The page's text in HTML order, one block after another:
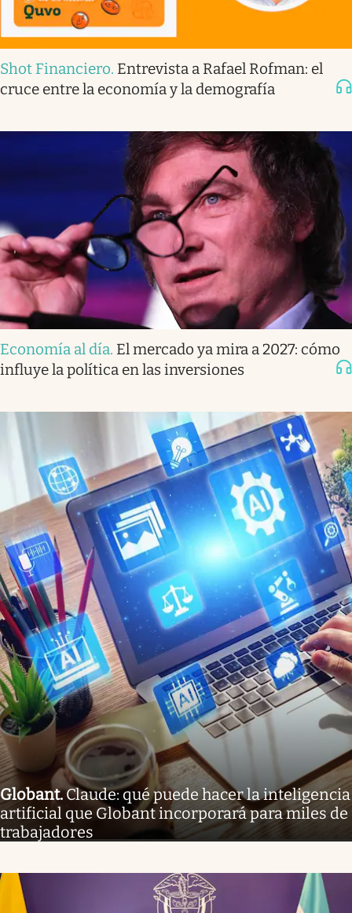
Shot Financiero. Entrevista a Rafael Rofman: el
cruce entre la economía y la demografía
Economía al día. El mercado ya mira a 2027: cómo
influye la política en las inversiones
Globant.Claude: qué puede hacer la inteligencia
artificial que Globant incorporará para miles de
trabajadores